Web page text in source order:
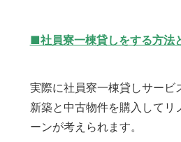
■社員寮一棟貸しをする方法
実際に社員寮一棟貸しサービ
新築と中古物件を購入してリ
ーンが考えられます。